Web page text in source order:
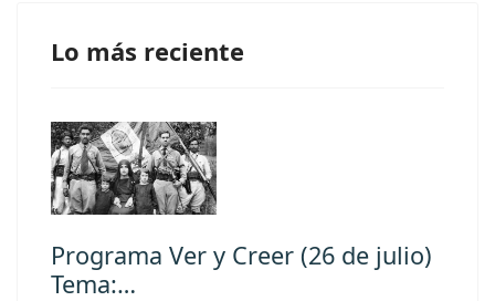
Lo más reciente
Programa Ver y Creer (26 de julio)
Tema:…